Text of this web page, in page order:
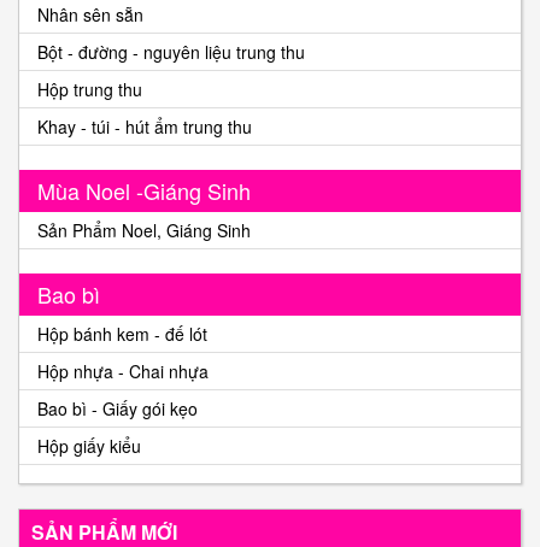
Nhân sên sẵn
Bột - đường - nguyên liệu trung thu
Hộp trung thu
Khay - túi - hút ẩm trung thu
Mùa Noel -Giáng Sinh
Sản Phẩm Noel, Giáng Sinh
Bao bì
Hộp bánh kem - đế lót
Hộp nhựa - Chai nhựa
Bao bì - Giấy gói kẹo
Hộp giấy kiểu
SẢN PHẨM MỚI